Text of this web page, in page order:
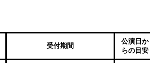
受付期間
公演日か
らの目安